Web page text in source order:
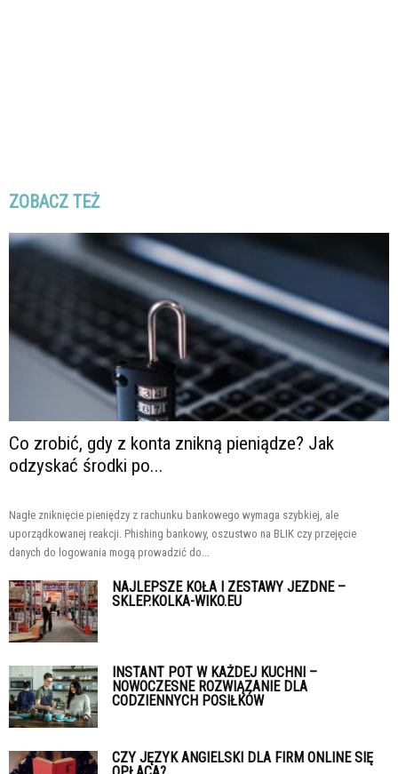
ZOBACZ TEŻ
Co zrobić, gdy z konta znikną pieniądze? Jak
odzyskać środki po...
Nagłe zniknięcie pieniędzy z rachunku bankowego wymaga szybkiej, ale
uporządkowanej reakcji. Phishing bankowy, oszustwo na BLIK czy przejęcie
danych do logowania mogą prowadzić do...
NAJLEPSZE KOŁA I ZESTAWY JEZDNE –
SKLEP.KOLKA-WIKO.EU
INSTANT POT W KAŻDEJ KUCHNI –
NOWOCZESNE ROZWIĄZANIE DLA
CODZIENNYCH POSIŁKÓW
CZY JĘZYK ANGIELSKI DLA FIRM ONLINE SIĘ